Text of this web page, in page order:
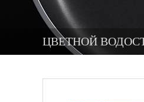
ЦВЕТНОЙ